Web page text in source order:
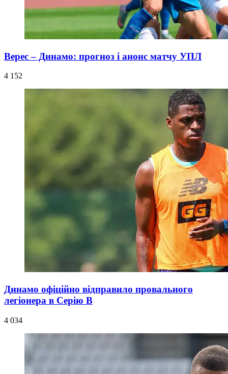
Верес – Динамо: прогноз і анонс матчу УПЛ
4 152
Динамо офіційно відправило провального
легіонера в Серію В
4 034